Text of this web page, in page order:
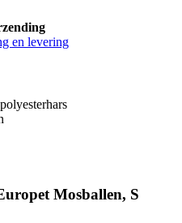
en levering
Mosballen, S